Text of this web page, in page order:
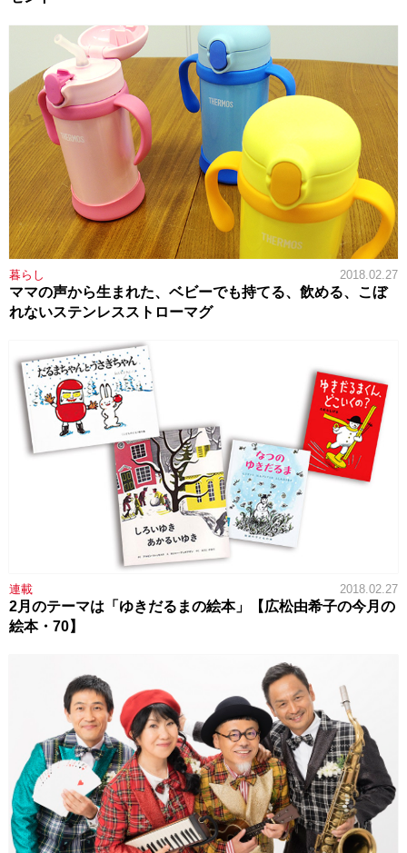
暮らし 2018.02.27
ママの声から生まれた、ベビーでも持てる、飲める、こぼ
れないステンレスストローマグ
連載 2018.02.27
2月のテーマは「ゆきだるまの絵本」【広松由希子の今月の
絵本・70】